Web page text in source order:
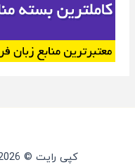
کپی رایت © 2026 آموزش سریع زبان رپیدلرن